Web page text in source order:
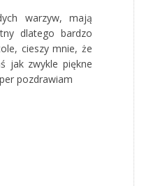
warzyw, mają
dlatego bardzo
cieszy mnie, że
jak zwykle piękne
pozdrawiam